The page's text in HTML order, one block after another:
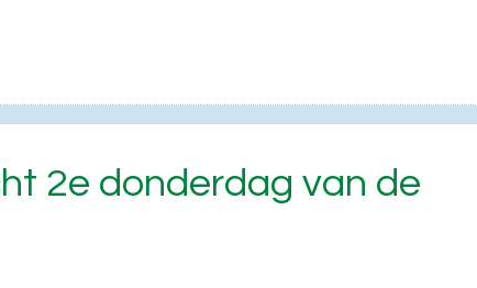
2e donderdag van de